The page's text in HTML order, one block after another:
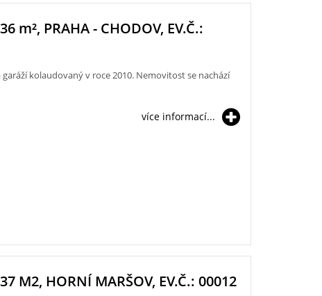
m², PRAHA - CHODOV, EV.Č.:
kolaudovaný v roce 2010. Nemovitost se nachází
více informací...
M2, HORNÍ MARŠOV, EV.Č.: 00012